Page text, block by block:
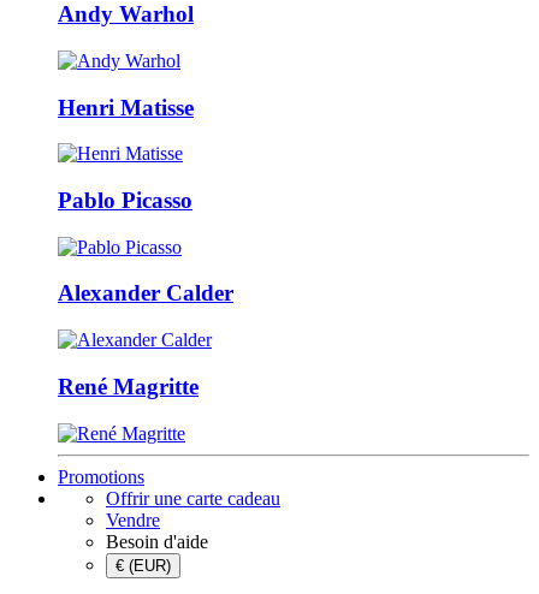
Andy Warhol
Henri Matisse
Pablo Picasso
Alexander Calder
René Magritte
Promotions
Offrir une carte cadeau
Vendre
Besoin d'aide
€ (EUR)